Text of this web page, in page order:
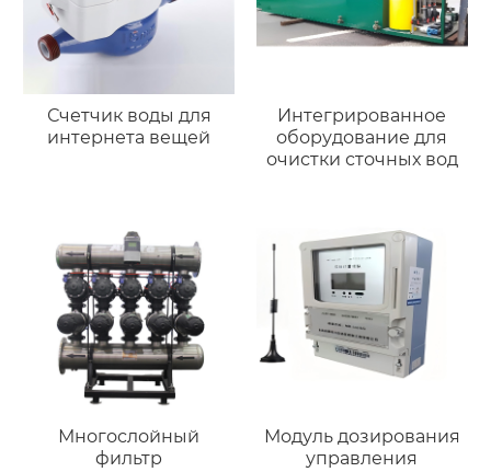
Счетчик воды для
интернета вещей
Интегрированное
оборудование для
очистки сточных вод
Многослойный
фильтр
Модуль дозирования
управления